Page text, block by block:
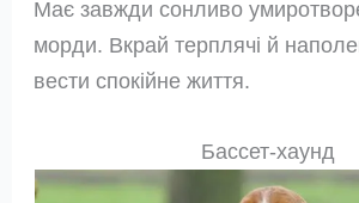
Має завжди сонливо
морди. Вкрай терплячі й
вести спокійне життя.
Бассет-хаунд